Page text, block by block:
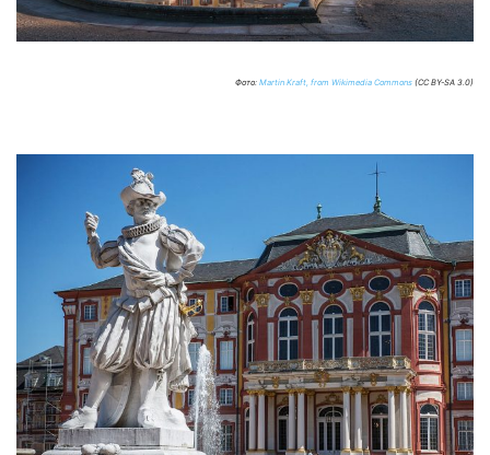
Фото: Martin Kraft, from Wikimedia Commons (CC BY-SA 3.0)